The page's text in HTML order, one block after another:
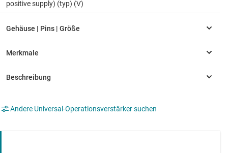
positive supply) (typ) (V)
Andere Universal-Operationsverstärker suchen